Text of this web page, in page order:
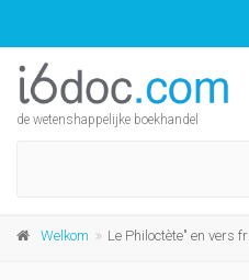
de wetenshappelijke boekhandel
Welkom Le Philoctète" en vers français de Charles Delanoue. Etude et édition critique